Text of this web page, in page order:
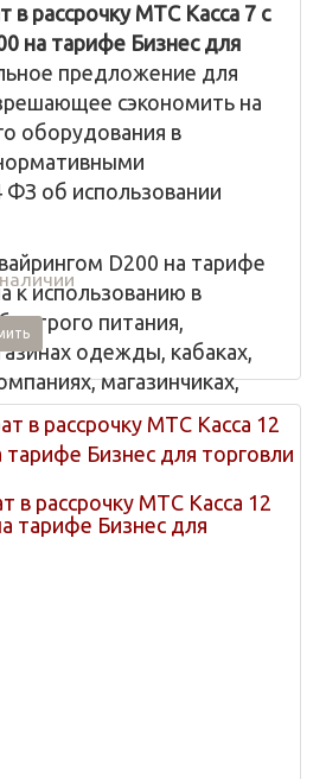
в рассрочку МТС Касса 7 с
на тарифе Бизнес для
предложение для
сэкономить на
оборудования в
об использовании
D200 на тарифе
к использованию в
питания,
одежды, кабаках,
магазинчиках,
и ларьках.
в рассрочку МТС Касса 12
тарифе Бизнес для